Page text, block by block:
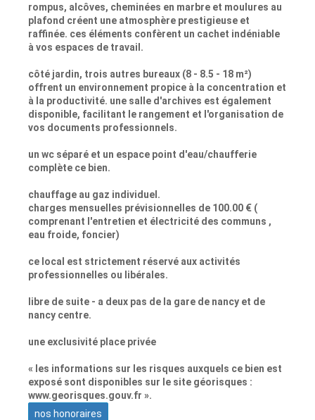
rompus, alcôves, cheminées en marbre et moulures au
plafond créent une atmosphère prestigieuse et
raffinée. ces éléments confèrent un cachet indéniable
à vos espaces de travail.
côté jardin, trois autres bureaux (8 - 8.5 - 18 m²)
offrent un environnement propice à la concentration et
à la productivité. une salle d'archives est également
disponible, facilitant le rangement et l'organisation de
vos documents professionnels.
un wc séparé et un espace point d'eau/chaufferie
complète ce bien.
chauffage au gaz individuel.
charges mensuelles prévisionnelles de 100.00 € (
comprenant l'entretien et électricité des communs ,
eau froide, foncier)
ce local est strictement réservé aux activités
professionnelles ou libérales.
libre de suite - a deux pas de la gare de nancy et de
nancy centre.
une exclusivité place privée
« les informations sur les risques auxquels ce bien est
exposé sont disponibles sur le site géorisques :
www.georisques.gouv.fr ».
nos honoraires